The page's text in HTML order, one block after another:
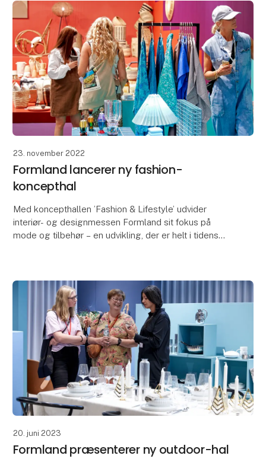
23. november 2022
Formland lancerer ny fashion-
koncepthal
Med koncepthallen ’Fashion & Lifestyle’ udvider
interiør- og designmessen Formland sit fokus på
mode og tilbehør – en udvikling, der er helt i tidens
20. juni 2023
Formland præsenterer ny outdoor-hal